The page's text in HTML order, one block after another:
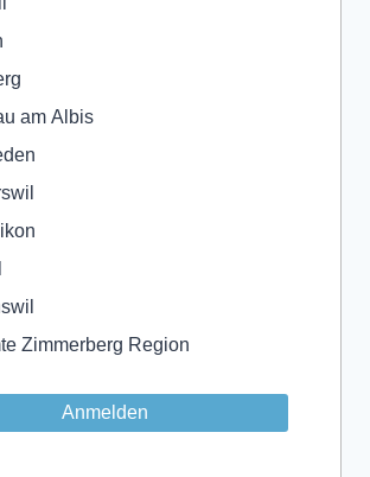
am Albis
Zimmerberg Region